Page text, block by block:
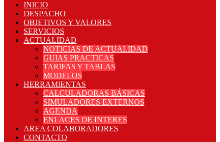
INICIO
DESPACHO
OBJETIVOS Y VALORES
SERVICIOS
ACTUALIDAD
NOTICIAS DE ACTUALIDAD
GUIAS PRACTICAS
TARIFAS Y TABLAS
MODELOS
HERRAMIENTAS
CALCULADORAS BÁSICAS
SIMULADORES EXTERNOS
AGENDA
ENLACES DE INTERES
AREA COLABORADORES
CONTACTO